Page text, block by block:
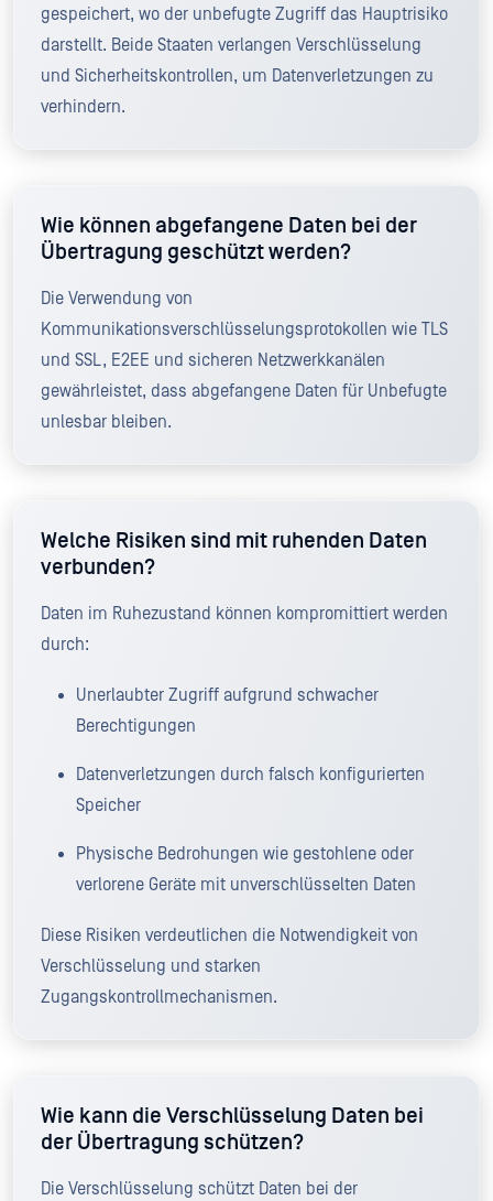
gespeichert, wo der unbefugte Zugriff das Hauptrisiko
darstellt. Beide Staaten verlangen Verschlüsselung
und Sicherheitskontrollen, um Datenverletzungen zu
verhindern.
Wie können abgefangene Daten bei der
Übertragung geschützt werden?
Die Verwendung von
Kommunikationsverschlüsselungsprotokollen wie TLS
und SSL, E2EE und sicheren Netzwerkkanälen
gewährleistet, dass abgefangene Daten für Unbefugte
unlesbar bleiben.
Welche Risiken sind mit ruhenden Daten
verbunden?
Daten im Ruhezustand können kompromittiert werden
durch:
Unerlaubter Zugriff aufgrund schwacher
Berechtigungen
Datenverletzungen durch falsch konfigurierten
Speicher
Physische Bedrohungen wie gestohlene oder
verlorene Geräte mit unverschlüsselten Daten
Diese Risiken verdeutlichen die Notwendigkeit von
Verschlüsselung und starken
Zugangskontrollmechanismen.
Wie kann die Verschlüsselung Daten bei
der Übertragung schützen?
Die Verschlüsselung schützt Daten bei der